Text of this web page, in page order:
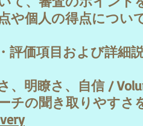
や個人の得点につい
評価項目および詳細
、明瞭さ、自信 /
チの聞き取りやすさ